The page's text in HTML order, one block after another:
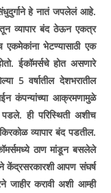
हे नातं जपलेलं आहे.
व्यापार बंद ठेऊन एकत्र
भेटण्यासाठी एक
ईकॉमर्सचे होत असणारे
5 वर्षातील देशभरातील
कंपन्यांच्या आक्रमणामुळे
ही परिस्थिती अशीच
व्यापार बंद पडतील.
ठाण मांडून बसलेले
केंद्रसरकारशी आपण संघर्ष
जाहीर करावी अशी आम्ही